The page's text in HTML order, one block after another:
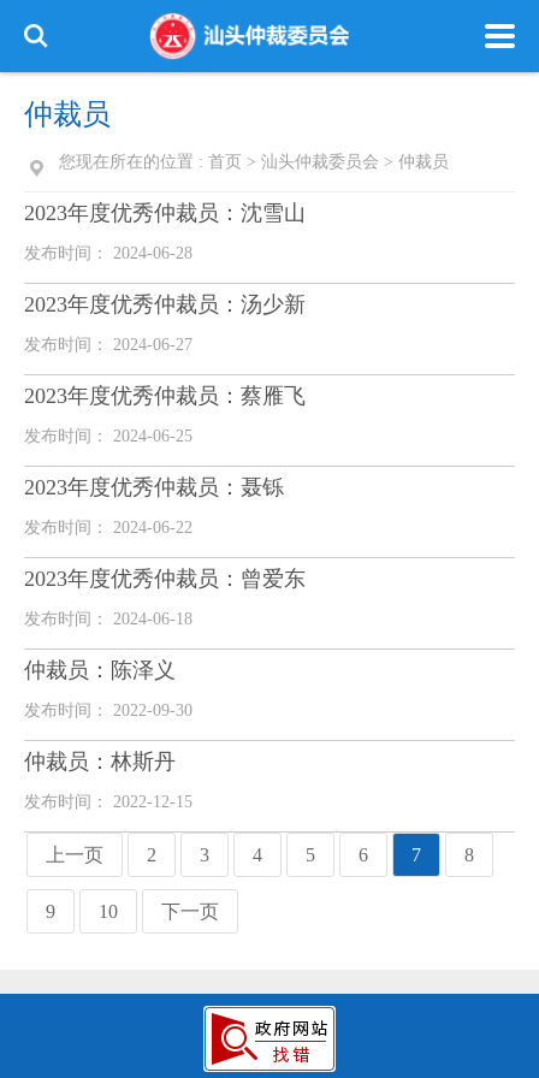
仲裁员
您现在所在的位置 : 首页 > 汕头仲裁委员会 > 仲裁员
2023年度优秀仲裁员：沈雪山
发布时间： 2024-06-28
2023年度优秀仲裁员：汤少新
发布时间： 2024-06-27
2023年度优秀仲裁员：蔡雁飞
发布时间： 2024-06-25
2023年度优秀仲裁员：聂铄
发布时间： 2024-06-22
2023年度优秀仲裁员：曾爱东
发布时间： 2024-06-18
仲裁员：陈泽义
发布时间： 2022-09-30
仲裁员：林斯丹
发布时间： 2022-12-15
上一页 2 3 4 5 6 7 8
9 10 下一页